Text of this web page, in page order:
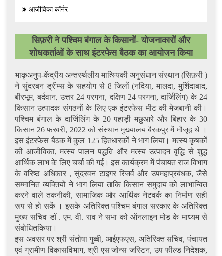
आजीविका कॉर्नर
सिफ़री ने पश्चिम बंगाल के किसानों- योजनाकारों और
शोधकर्ताओं के साथ इंटरफेस बैठक का आयोजन किया
भाकृअनुप-केंद्रीय अन्तर्स्थलीय मात्स्यिकी अनुसंधान संस्थान (सिफ़री )
ने सुंदरबन ड्रीम्स के सहयोग से 8 जिलों (नदिया, मालदा, मुर्शिदाबाद,
बीरभूम, बर्दवान, उत्तर 24 परगना, दक्षिण 24 परगना, दार्जिलिंग) के 24
किसान उत्पादक संगठनों के लिए एक इंटरफेस मीट की मेजबानी की।
पश्चिम बंगाल के दार्जिलिंग के 20 पहाड़ी मछुआरे और बिहार के 30
किसान 26 फरवरी, 2022 को संस्थान मुख्यालय बैरकपुर में मौजूद थे ।
इस इंटरफेस बैठक में कुल 125 हितधारकों ने भाग लिया। मत्स्य कृषकों
की आजीविका, मत्स्य पालन पद्धति और मत्स्य उत्पादन वृद्धि से शुद्ध
आर्थिक लाभ के लिए चर्चा की गई। इस कार्यक्रम में पंचायत राज विभाग
के वरिष्ठ अधिकार , सुंदरवन टाइगर रिजर्व और उपमहाप्रबंधक, जैसे
सम्मानित व्यक्तियों ने भाग लिया ताकि किसान समुदाय को लाभान्वित
करने वाले तकनीकी, सामाजिक और आर्थिक नेटवर्क का निर्माण सही
रूप से हो सकें । इसके अतिरिक्त पश्चिम बंगाल सरकार के अतिरिक्त
मुख्य सचिव डॉ . एम. वी. राव ने सभा को ऑनलाइन मोड के माध्यम से
संबोधितकिया।
इस अवसर पर श्री संतोषा गुब्बी, आईएफएस, अतिरिक्त सचिव, पंचायत
एवं ग्रामीण विकासविभाग, श्री एस जोन्स जस्टिन, उप फील्ड निदेशक,